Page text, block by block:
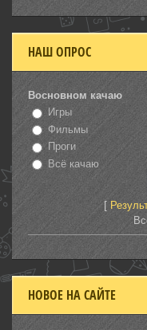
НАШ ОПРОС
Восновном качаю
Игры
Фильмы
Проги
Всё качаю
[
НОВОЕ НА САЙТЕ